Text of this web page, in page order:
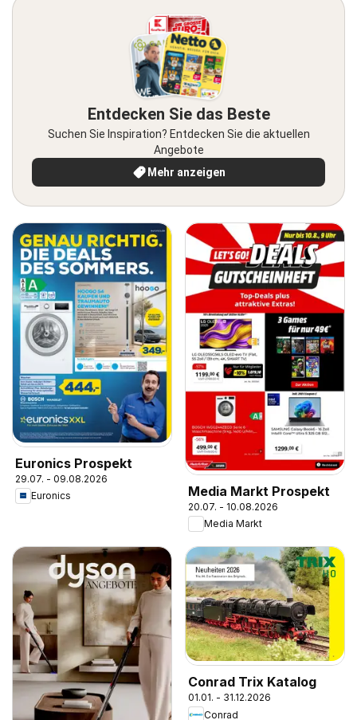
Entdecken Sie das Beste
Suchen Sie Inspiration? Entdecken Sie die aktuellen
Angebote
Mehr anzeigen
Euronics Prospekt
29.07. - 09.08.2026
Euronics
Media Markt Prospekt
20.07. - 10.08.2026
Media Markt
Conrad Trix Katalog
01.01. - 31.12.2026
Conrad